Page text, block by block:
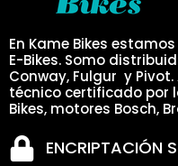
En Kame Bikes
E-Bikes. Somo
Conway, Fulgur y
técnico certificado por
Bikes, motores Bosch,
ENCRIPTACIÓN